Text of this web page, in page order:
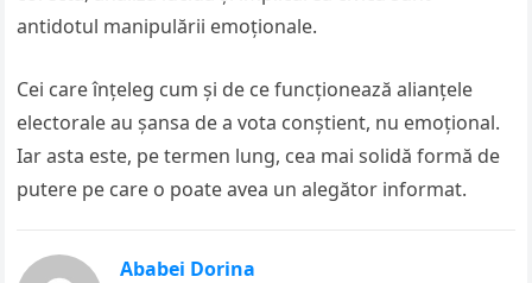
antidotul manipulării emoționale.
Cei care înțeleg cum și de ce funcționează alianțele
electorale au șansa de a vota conștient, nu emoțional.
Iar asta este, pe termen lung, cea mai solidă formă de
putere pe care o poate avea un alegător informat.
Ababei Dorina